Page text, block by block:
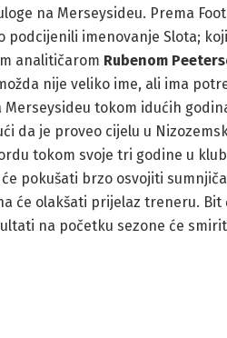
na Merseysideu. Prema
imenovanje Slota;
analitičarom Rubenom
nije veliko ime, ali ima
tokom idućih
da je proveo cijelu u
tokom svoje tri godine u
pokušati brzo osvojiti
će olakšati prijelaz treneru. Bit
na početku sezone će